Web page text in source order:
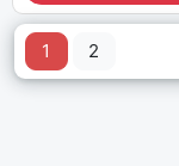
1 2